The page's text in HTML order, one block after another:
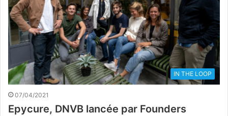
IN THE LOOP
07/04/2021
Epycure, DNVB lancée par Founders